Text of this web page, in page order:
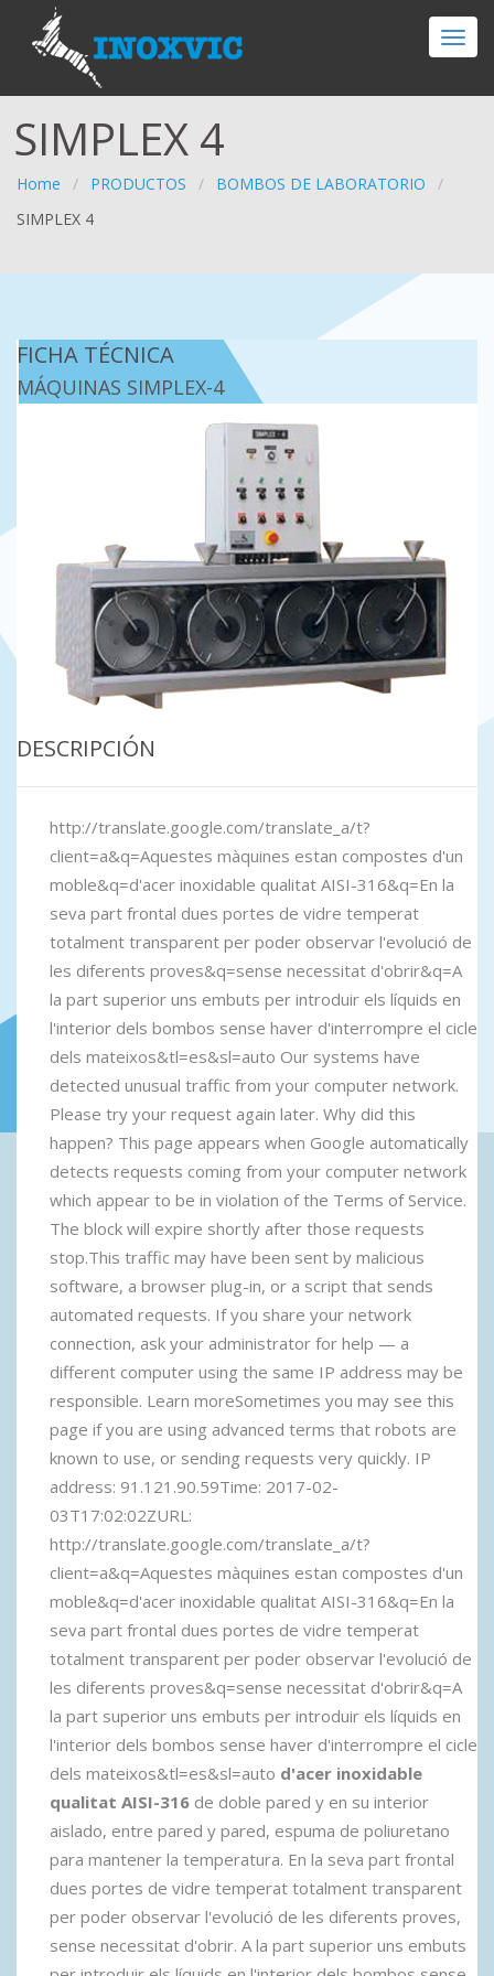
SIMPLEX 4
Home / PRODUCTOS / BOMBOS DE LABORATORIO
/
SIMPLEX 4
FICHA TÉCNICA
MÁQUINAS SIMPLEX-4
DESCRIPCIÓN
http://translate.google.com/translate_a/t?
client=a&q=Aquestes màquines estan compostes d'un
moble&q=d'acer inoxidable qualitat AISI-316&q=En la
seva part frontal dues portes de vidre temperat
totalment transparent per poder observar l'evolució de
les diferents proves&q=sense necessitat d'obrir&q=A
la part superior uns embuts per introduir els líquids en
l'interior dels bombos sense haver d'interrompre el cicle
dels mateixos&tl=es&sl=auto Our systems have
detected unusual traffic from your computer network.
Please try your request again later. Why did this
happen? This page appears when Google automatically
detects requests coming from your computer network
which appear to be in violation of the Terms of Service.
The block will expire shortly after those requests
stop.This traffic may have been sent by malicious
software, a browser plug-in, or a script that sends
automated requests. If you share your network
connection, ask your administrator for help — a
different computer using the same IP address may be
responsible. Learn moreSometimes you may see this
page if you are using advanced terms that robots are
known to use, or sending requests very quickly. IP
address: 91.121.90.59Time: 2017-02-
03T17:02:02ZURL:
http://translate.google.com/translate_a/t?
client=a&q=Aquestes màquines estan compostes d'un
moble&q=d'acer inoxidable qualitat AISI-316&q=En la
seva part frontal dues portes de vidre temperat
totalment transparent per poder observar l'evolució de
les diferents proves&q=sense necessitat d'obrir&q=A
la part superior uns embuts per introduir els líquids en
l'interior dels bombos sense haver d'interrompre el cicle
dels mateixos&tl=es&sl=auto d'acer inoxidable
qualitat AISI-316 de doble pared y en su interior
aislado, entre pared y pared, espuma de poliuretano
para mantener la temperatura. En la seva part frontal
dues portes de vidre temperat totalment transparent
per poder observar l'evolució de les diferents proves,
sense necessitat d'obrir. A la part superior uns embuts